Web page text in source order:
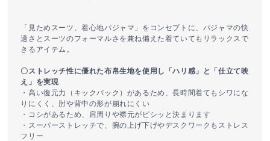
「見ためスーツ、着心地パジャマ」をコンセプトに、パジャマの快
適さとスーツのフォーマルさを兼ね備えた着ていてもリラックスで
きるアイテム。
〇ストレッチ性に優れた布帛生地を使用し「ハリ感」と「仕立て映
え」を実現
・高い復元力（キックバック）があるため、長時間着てもシワにな
りにくく、肘や背中の形が崩れにくい
・コシがあるため、肩周りや襟元がピシッと決まります
・スーパーストレッチで、腕の上げ下げやデスクワークもストレス
フリー